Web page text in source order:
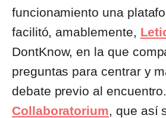
funcionamiento una
facilitó, amablemente,
DontKnow, en la que
preguntas para centrar y
debate previo al encuentro.
Collaboratorium, que así